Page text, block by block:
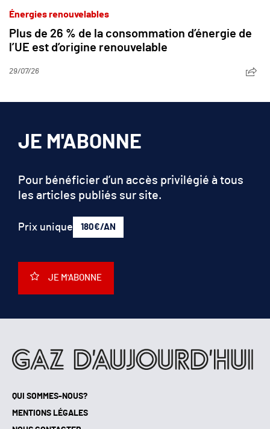
Énergies renouvelables
Plus de 26 % de la consommation d’énergie de
l’UE est d’origine renouvelable
29/07/26
QUI SOMMES-NOUS?
MENTIONS LÉGALES
JE M'ABONNE
Pour bénéficier d’un accès privilégié à tous
les articles publiés sur site.
Prix unique 180€/AN
JE M'ABONNE